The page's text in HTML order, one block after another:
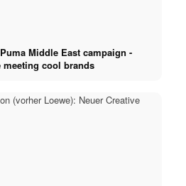
Middle East campaign -
meeting cool brands